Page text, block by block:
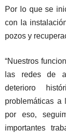
Por lo que se
con la
pozos y
“Nuestros
las redes de
deterioro
problemáticas a
por eso,
importantes